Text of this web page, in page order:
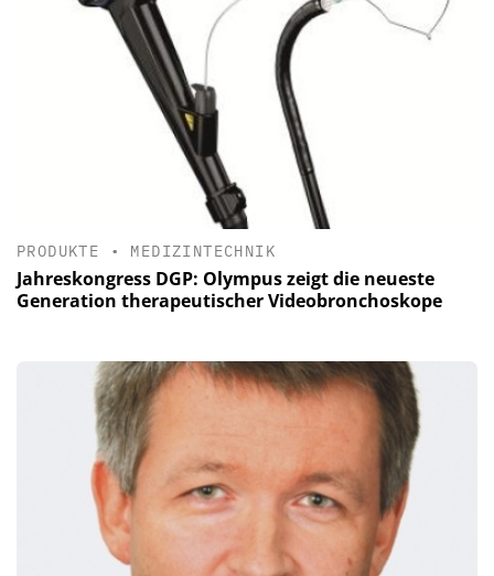
PRODUKTE • MEDIZINTECHNIK
Jahreskongress DGP: Olympus zeigt die neueste
Generation therapeutischer Videobronchoskope